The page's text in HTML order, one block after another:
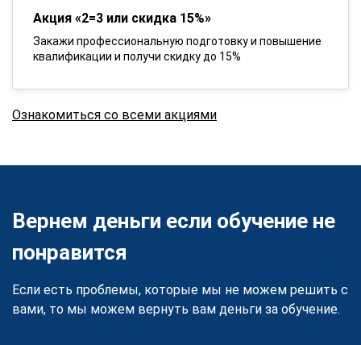
Акция «2=3 или скидка 15%»
Закажи профессиональную подготовку и повышение
квалификации и получи скидку до 15%
Ознакомиться со всеми акциями
Вернем деньги если обучение не
понравится
Если есть проблемы, которые мы не можем решить с
вами, то мы можем вернуть вам деньги за обучение.